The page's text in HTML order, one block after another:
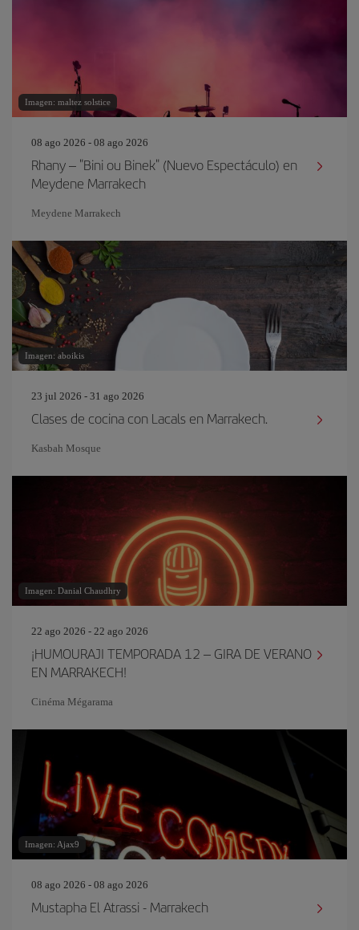
Imagen: maltez solstice
08 ago 2026 - 08 ago 2026
Rhany – "Bini ou Binek" (Nuevo Espectáculo) en
Meydene Marrakech
Meydene Marrakech
Imagen: aboikis
23 jul 2026 - 31 ago 2026
Clases de cocina con Lacals en Marrakech.
Kasbah Mosque
Imagen: Danial Chaudhry
22 ago 2026 - 22 ago 2026
¡HUMOURAJI TEMPORADA 12 – GIRA DE VERANO
EN MARRAKECH!
Cinéma Mégarama
Imagen: Ajax9
08 ago 2026 - 08 ago 2026
Mustapha El Atrassi - Marrakech